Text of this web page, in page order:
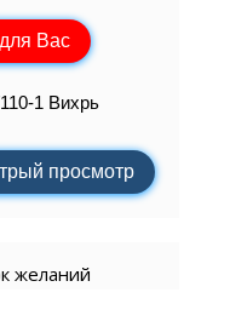
Вас
1 Вихрь
просмотр
желаний